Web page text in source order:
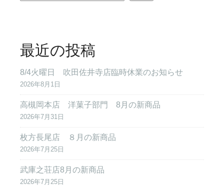
最近の投稿
8/4火曜日 吹田佐井寺店臨時休業のお知らせ
2026年8月1日
高槻岡本店 洋菓子部門 8月の新商品
2026年7月31日
枚方長尾店 ８月の新商品
2026年7月25日
武庫之荘店8月の新商品
2026年7月25日